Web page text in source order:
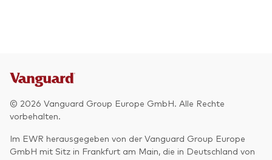
© 2026 Vanguard Group Europe GmbH. Alle Rechte
vorbehalten.
Im EWR herausgegeben von der Vanguard Group Europe
GmbH mit Sitz in Frankfurt am Main, die in Deutschland von